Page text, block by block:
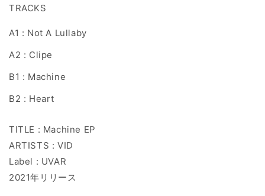
TRACKS
A1 : Not A Lullaby
A2 : Clipe
B1 : Machine
B2 : Heart
TITLE : Machine EP
ARTISTS : VID
Label : UVAR
2021年リリース